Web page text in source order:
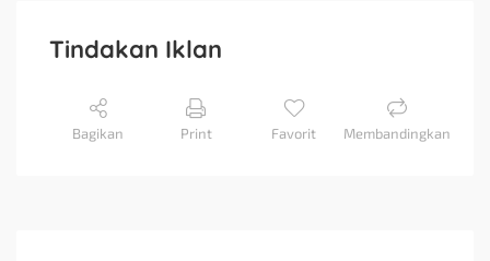
Tindakan Iklan
Bagikan Print Favorit Membandingkan